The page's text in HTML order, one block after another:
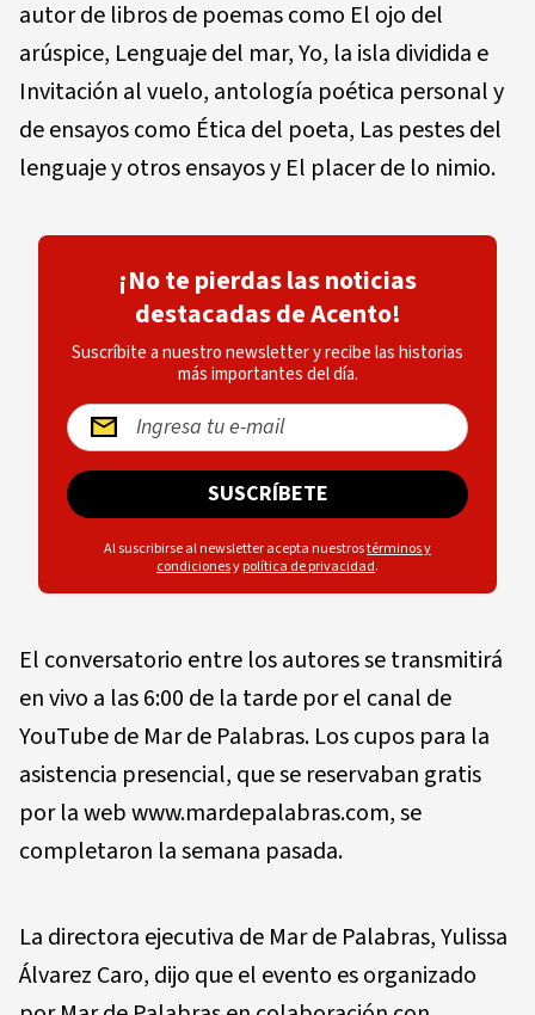
autor de libros de poemas como El ojo del
arúspice, Lenguaje del mar, Yo, la isla dividida e
Invitación al vuelo, antología poética personal y
de ensayos como Ética del poeta, Las pestes del
lenguaje y otros ensayos y El placer de lo nimio.
¡No te pierdas las noticias
destacadas de Acento!
Suscríbite a nuestro newsletter y recibe las historias
más importantes del día.
SUSCRÍBETE
Al suscribirse al newsletter acepta nuestrostérminos y
condicionesypolítica de privacidad.
El conversatorio entre los autores se transmitirá
en vivo a las 6:00 de la tarde por el canal de
YouTube de Mar de Palabras. Los cupos para la
asistencia presencial, que se reservaban gratis
por la web www.mardepalabras.com, se
completaron la semana pasada.
La directora ejecutiva de Mar de Palabras, Yulissa
Álvarez Caro, dijo que el evento es organizado